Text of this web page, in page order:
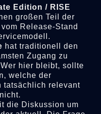
Edition / RISE
großen Teil der
Release-Stand
hat traditionell den
Zugang zu
hier bleibt, sollte
welche der
tatsächlich relevant
die Diskussion um